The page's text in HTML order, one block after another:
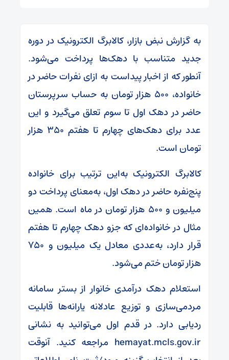
به گزارش نبض بازار، کالابرگ الکترونیک در دوره
جدید متناسب با دهک‌ها پرداخت می‌شود.
آنطور که از اخبار پیداست به ازای نفرات حاضر در
خانواده، ۵۰۰ هزار تومان به حساب سرپرستان
حاضر در دهک اول تا سوم تعلق می‌گیرد و این
عدد برای دهک‌های چهارم تا هفتم ۳۵۰ هزار
تومان است.
کالابرگ الکترونیک به‌این ترتیب برای خانواده
پنج‌نفره حاضر در دهک اول، به‌معنای پرداخت دو
میلیون و ۵۰۰ هزار تومان در ماه است. همین
مثال در خانواده‌ای که جزو دهک چهارم تا هفتم
قرار دارد، به‌عددی معادل یک میلیون و ۷۵۰
هزار تومان ختم می‌شود.
استعلام دهک درآمدی خانوار از بستر سامانه
مردمی‌سازی و توزیع عادلانه یارانه‌ها قابلیت
ردیابی دارد. در قدم اول می‌توانید به نشانی
hemayat.mcls.gov.ir مراجعه کنید. آنوقت